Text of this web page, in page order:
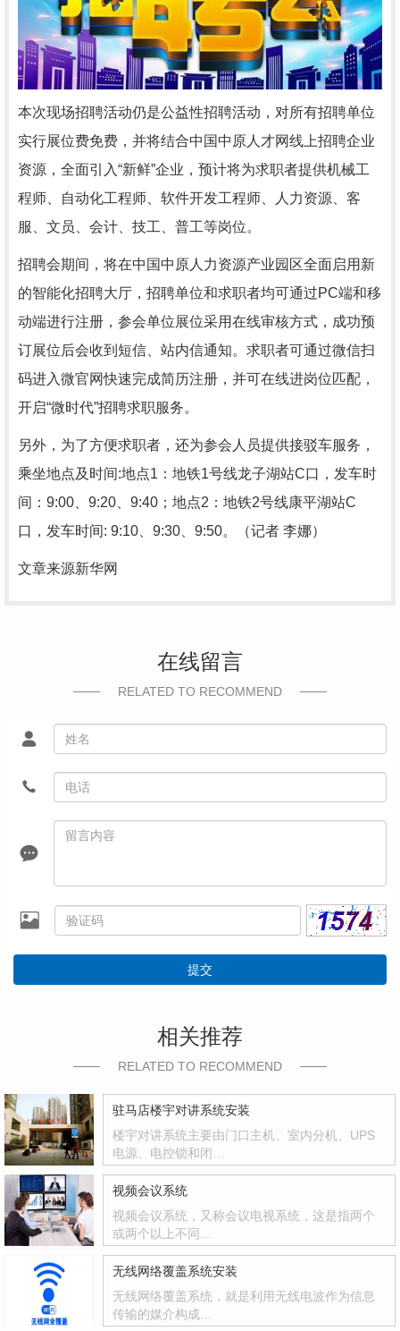
本次现场招聘活动仍是公益性招聘活动，对所有招聘单位
实行展位费免费，并将结合中国中原人才网线上招聘企业
资源，全面引入“新鲜”企业，预计将为求职者提供机械工
程师、自动化工程师、软件开发工程师、人力资源、客
服、文员、会计、技工、普工等岗位。
招聘会期间，将在中国中原人力资源产业园区全面启用新
的智能化招聘大厅，招聘单位和求职者均可通过PC端和移
动端进行注册，参会单位展位采用在线审核方式，成功预
订展位后会收到短信、站内信通知。求职者可通过微信扫
码进入微官网快速完成简历注册，并可在线进岗位匹配，
开启“微时代”招聘求职服务。
另外，为了方便求职者，还为参会人员提供接驳车服务，
乘坐地点及时间:地点1：地铁1号线龙子湖站C口，发车时
间：9:00、9:20、9:40；地点2：地铁2号线康平湖站C
口，发车时间: 9:10、9:30、9:50。（记者 李娜）
文章来源新华网
在线留言
RELATED TO RECOMMEND
提交
相关推荐
RELATED TO RECOMMEND
驻马店楼宇对讲系统安装
楼宇对讲系统主要由门口主机、室内分机、UPS
电源、电控锁和闭…
视频会议系统
视频会议系统，又称会议电视系统，这是指两个
或两个以上不同…
无线网络覆盖系统安装
无线网络覆盖系统，就是利用无线电波作为信息
传输的媒介构成…